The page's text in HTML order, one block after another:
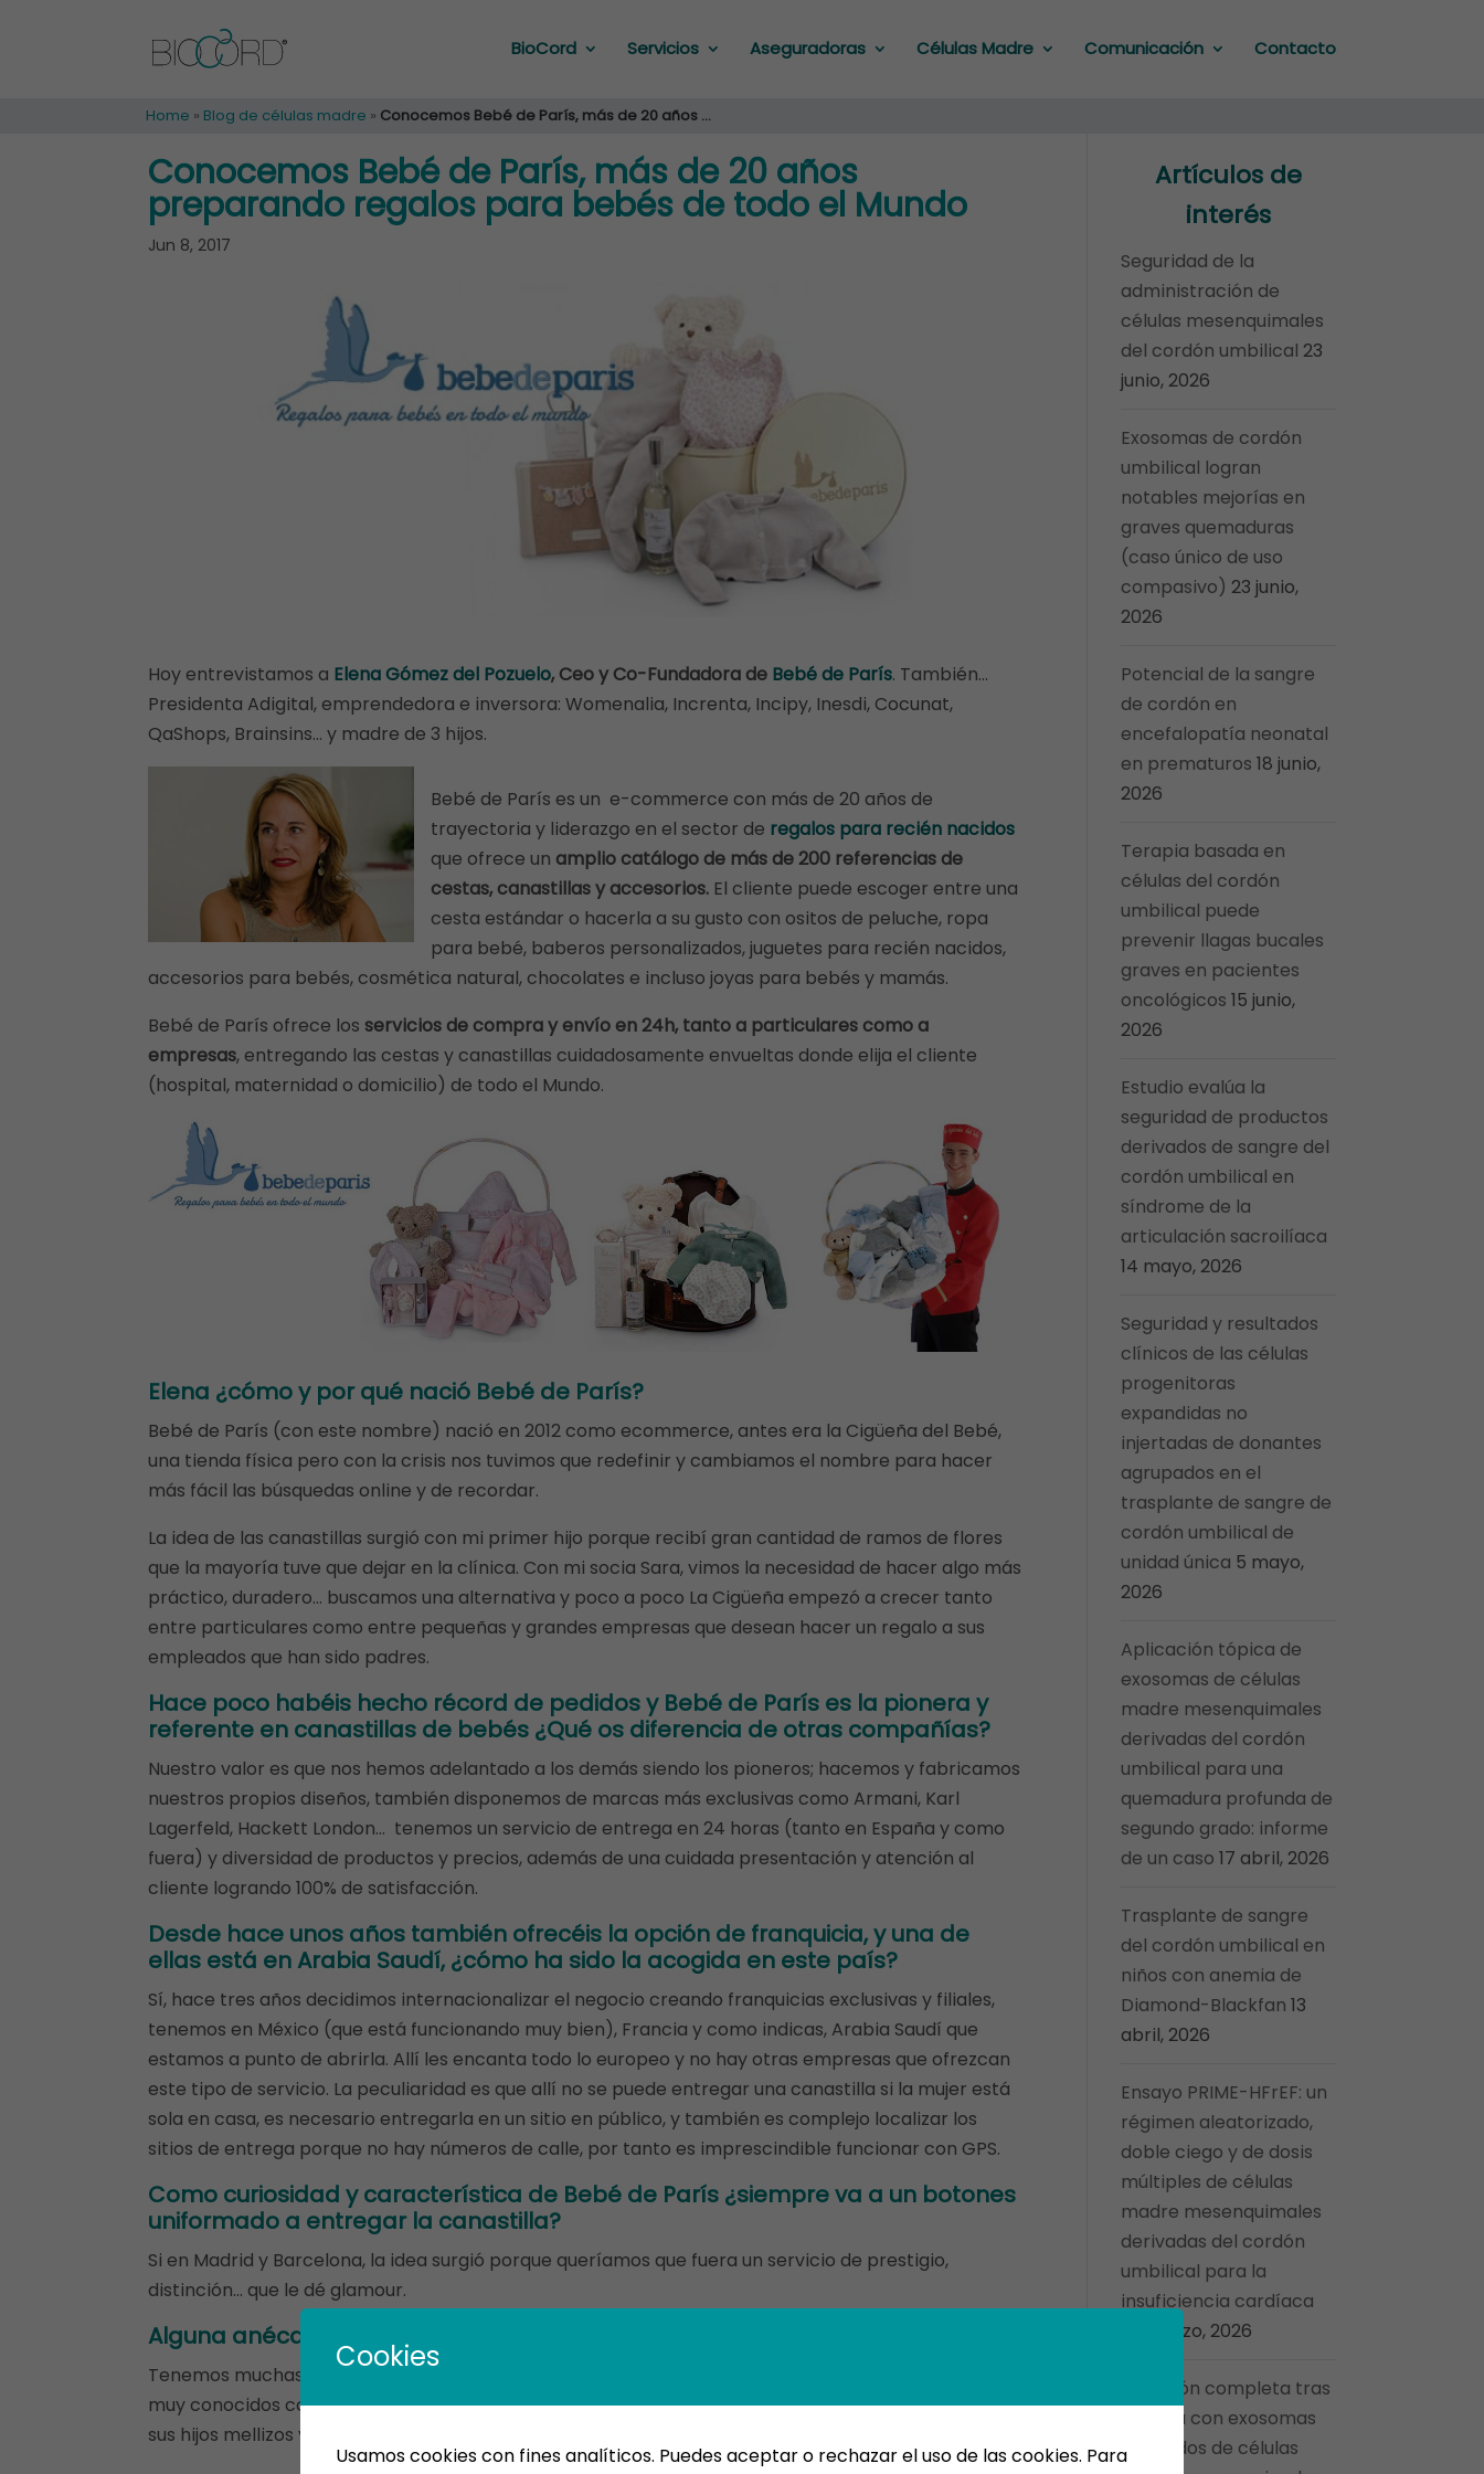
BioCord Servicios Aseguradoras Células Madre Comunicación Contacto
Home » Blog de células madre » Conocemos Bebé de París, más de 20 años ...
Conocemos Bebé de París, más de 20 años
preparando regalos para bebés de todo el Mundo
Jun 8, 2017
Hoy entrevistamos a Elena Gómez del Pozuelo, Ceo y Co-Fundadora de Bebé de París. También…
Presidenta Adigital, emprendedora e inversora: Womenalia, Increnta, Incipy, Inesdi, Cocunat,
QaShops, Brainsins… y madre de 3 hijos.
Bebé de París es un e-commerce con más de 20 años de
trayectoria y liderazgo en el sector de regalos para recién nacidos
que ofrece un amplio catálogo de más de 200 referencias de
cestas, canastillas y accesorios. El cliente puede escoger entre una
cesta estándar o hacerla a su gusto con ositos de peluche, ropa
para bebé, baberos personalizados, juguetes para recién nacidos,
accesorios para bebés, cosmética natural, chocolates e incluso joyas para bebés y mamás.
Bebé de París ofrece los servicios de compra y envío en 24h, tanto a particulares como a
empresas, entregando las cestas y canastillas cuidadosamente envueltas donde elija el cliente
(hospital, maternidad o domicilio) de todo el Mundo.
Elena ¿cómo y por qué nació Bebé de París?
Bebé de París (con este nombre) nació en 2012 como ecommerce, antes era la Cigüeña del Bebé,
una tienda física pero con la crisis nos tuvimos que redefinir y cambiamos el nombre para hacer
más fácil las búsquedas online y de recordar.
La idea de las canastillas surgió con mi primer hijo porque recibí gran cantidad de ramos de flores
que la mayoría tuve que dejar en la clínica. Con mi socia Sara, vimos la necesidad de hacer algo más
práctico, duradero… buscamos una alternativa y poco a poco La Cigüeña empezó a crecer tanto
entre particulares como entre pequeñas y grandes empresas que desean hacer un regalo a sus
empleados que han sido padres.
Hace poco habéis hecho récord de pedidos y Bebé de París es la pionera y
referente en canastillas de bebés ¿Qué os diferencia de otras compañías?
Nuestro valor es que nos hemos adelantado a los demás siendo los pioneros; hacemos y fabricamos
nuestros propios diseños, también disponemos de marcas más exclusivas como Armani, Karl
Lagerfeld, Hackett London… tenemos un servicio de entrega en 24 horas (tanto en España y como
fuera) y diversidad de productos y precios, además de una cuidada presentación y atención al
cliente logrando 100% de satisfacción.
Desde hace unos años también ofrecéis la opción de franquicia, y una de
ellas está en Arabia Saudí, ¿cómo ha sido la acogida en este país?
Sí, hace tres años decidimos internacionalizar el negocio creando franquicias exclusivas y filiales,
tenemos en México (que está funcionando muy bien), Francia y como indicas, Arabia Saudí que
estamos a punto de abrirla. Allí les encanta todo lo europeo y no hay otras empresas que ofrezcan
este tipo de servicio. La peculiaridad es que allí no se puede entregar una canastilla si la mujer está
sola en casa, es necesario entregarla en un sitio en público, y también es complejo localizar los
sitios de entrega porque no hay números de calle, por tanto es imprescindible funcionar con GPS.
Como curiosidad y característica de Bebé de París ¿siempre va a un botones
uniformado a entregar la canastilla?
Si en Madrid y Barcelona, la idea surgió porque queríamos que fuera un servicio de prestigio,
distinción… que le dé glamour.
Alguna anécdota durante estos 20 años de trayectoria de Bebé de Piras?
Tenemos muchas porque entre nuestros clientes, que son muy fieles, contamos con personajes
muy conocidos como futbolistas, cantantes como Julio Iglesias al que le hicimos una canastilla para
sus hijos mellizos y enviamos a Miami e incluso de la realeza.
Artículos de
interés
Seguridad de la
administración de
células mesenquimales
del cordón umbilical 23
junio, 2026
Exosomas de cordón
umbilical logran
notables mejorías en
graves quemaduras
(caso único de uso
compasivo) 23 junio,
2026
Potencial de la sangre
de cordón en
encefalopatía neonatal
en prematuros 18 junio,
2026
Terapia basada en
células del cordón
umbilical puede
prevenir llagas bucales
graves en pacientes
oncológicos 15 junio,
2026
Estudio evalúa la
seguridad de productos
derivados de sangre del
cordón umbilical en
síndrome de la
articulación sacroilíaca
14 mayo, 2026
Seguridad y resultados
clínicos de las células
progenitoras
expandidas no
injertadas de donantes
agrupados en el
trasplante de sangre de
cordón umbilical de
unidad única 5 mayo,
2026
Aplicación tópica de
exosomas de células
madre mesenquimales
derivadas del cordón
umbilical para una
quemadura profunda de
segundo grado: informe
de un caso 17 abril, 2026
Trasplante de sangre
del cordón umbilical en
niños con anemia de
Diamond-Blackfan 13
abril, 2026
Ensayo PRIME-HFrEF: un
régimen aleatorizado,
doble ciego y de dosis
múltiples de células
madre mesenquimales
derivadas del cordón
umbilical para la
insuficiencia cardíaca
27 marzo, 2026
Curación completa tras
terapia con exosomas
derivados de células
Cookies
Usamos cookies con fines analíticos. Puedes aceptar o rechazar el uso de las cookies. Para